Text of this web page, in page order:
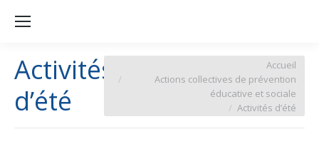
Activités
d’été
Accueil
Actions collectives de prévention
éducative et sociale
Activités d’été